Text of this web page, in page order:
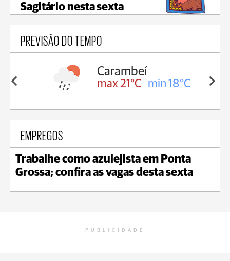
Sagitário nesta sexta
PREVISÃO DO TEMPO
18°C
Carambeí
max 21°C min 18°C
EMPREGOS
Trabalhe como azulejista em Ponta
Grossa; confira as vagas desta sexta
PUBLICIDADE